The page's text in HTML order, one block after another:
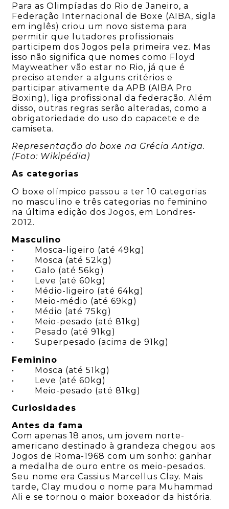
Para as Olimpíadas do Rio de Janeiro, a
Federação Internacional de Boxe (AIBA, sigla
em inglês) criou um novo sistema para
permitir que lutadores profissionais
participem dos Jogos pela primeira vez. Mas
isso não significa que nomes como Floyd
Mayweather vão estar no Rio, já que é
preciso atender a alguns critérios e
participar ativamente da APB (AIBA Pro
Boxing), liga profissional da federação. Além
disso, outras regras serão alteradas, como a
obrigatoriedade do uso do capacete e de
camiseta.
Representação do boxe na Grécia Antiga.
(Foto: Wikipédia)
As categorias
O boxe olímpico passou a ter 10 categorias
no masculino e três categorias no feminino
na última edição dos Jogos, em Londres-
2012.
Masculino
• Mosca-ligeiro (até 49kg)
• Mosca (até 52kg)
• Galo (até 56kg)
• Leve (até 60kg)
• Médio-ligeiro (até 64kg)
• Meio-médio (até 69kg)
• Médio (até 75kg)
• Meio-pesado (até 81kg)
• Pesado (até 91kg)
• Superpesado (acima de 91kg)
Feminino
• Mosca (até 51kg)
• Leve (até 60kg)
• Meio-pesado (até 81kg)
Curiosidades
Antes da fama
Com apenas 18 anos, um jovem norte-
americano destinado à grandeza chegou aos
Jogos de Roma-1968 com um sonho: ganhar
a medalha de ouro entre os meio-pesados.
Seu nome era Cassius Marcellus Clay. Mais
tarde, Clay mudou o nome para Muhammad
Ali e se tornou o maior boxeador da história.